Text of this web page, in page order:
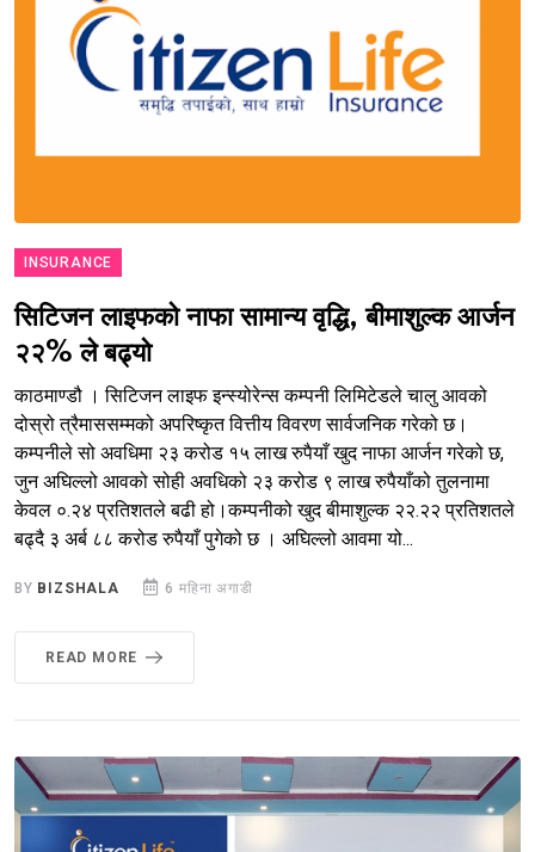
INSURANCE
सिटिजन लाइफको नाफा सामान्य वृद्धि, बीमाशुल्क आर्जन
२२% ले बढ्यो
काठमाण्डौ । सिटिजन लाइफ इन्स्योरेन्स कम्पनी लिमिटेडले चालु आवको
दोस्रो त्रैमाससम्मको अपरिष्कृत वित्तीय विवरण सार्वजनिक गरेको छ।
कम्पनीले सो अवधिमा २३ करोड १५ लाख रुपैयाँ खुद नाफा आर्जन गरेको छ,
जुन अघिल्लो आवको सोही अवधिको २३ करोड ९ लाख रुपैयाँको तुलनामा
केवल ०.२४ प्रतिशतले बढी हो।कम्पनीको खुद बीमाशुल्क २२.२२ प्रतिशतले
बढ्दै ३ अर्ब ८८ करोड रुपैयाँ पुगेको छ । अघिल्लो आवमा यो...
BY BIZSHALA 6 महिना अगाडी
READ MORE